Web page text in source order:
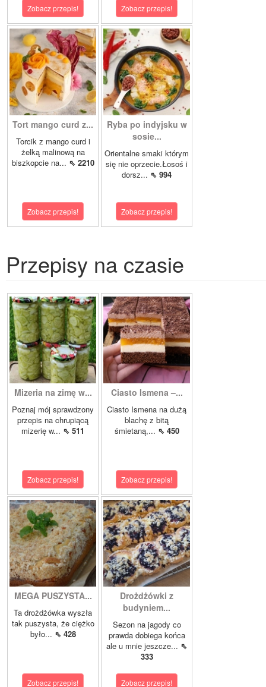
Zobacz przepis! Zobacz przepis!
Tort mango curd z...
Torcik z mango curd i
żelką malinową na
biszkopcie na... ⇖ 2210
Zobacz przepis!
Ryba po indyjsku w
sosie...
Orientalne smaki którym
się nie oprzecie.Łosoś i
dorsz... ⇖ 994
Zobacz przepis!
Przepisy na czasie
Mizeria na zimę w...
Poznaj mój sprawdzony
przepis na chrupiącą
mizerię w... ⇖ 511
Zobacz przepis!
Ciasto Ismena –...
Ciasto Ismena na dużą
blachę z bitą
śmietaną,... ⇖ 450
Zobacz przepis!
MEGA PUSZYSTA...
Ta drożdżówka wyszła
tak puszysta, że ciężko
było... ⇖ 428
Zobacz przepis!
Drożdżówki z
budyniem...
Sezon na jagody co
prawda dobiega końca
ale u mnie jeszcze... ⇖
333
Zobacz przepis!